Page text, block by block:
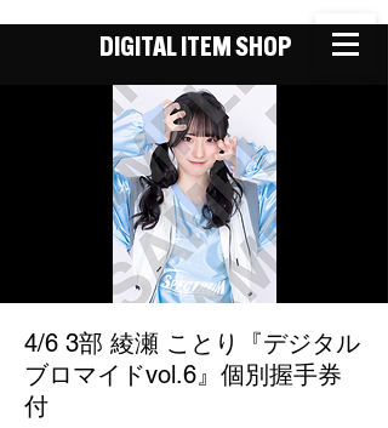
DIGITAL ITEM SHOP
4/6 3部 綾瀬 ことり『デジタル
ブロマイドvol.6』個別握手券
付